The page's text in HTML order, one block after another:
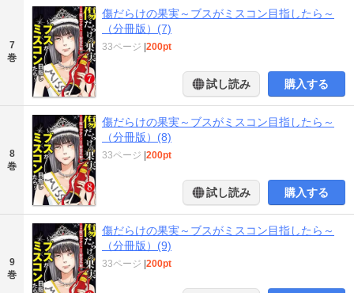
7
巻
傷だらけの果実～ブスがミスコン目指したら～
（分冊版）(7)
33ページ 200pt
試し読み 購入する
8
巻
傷だらけの果実～ブスがミスコン目指したら～
（分冊版）(8)
33ページ 200pt
試し読み 購入する
9
巻
傷だらけの果実～ブスがミスコン目指したら～
（分冊版）(9)
33ページ 200pt